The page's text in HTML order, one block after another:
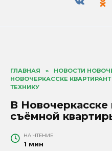
ГЛАВНАЯ » НОВОСТИ
НОВОЧЕРКАССКЕ
ТЕХНИКУ
В Новочеркасске
съёмной
НА ЧТЕНИЕ
1 мин